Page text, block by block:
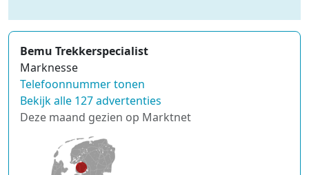
Bemu Trekkerspecialist
Marknesse
Telefoonnummer tonen
Bekijk alle 127 advertenties
Deze maand gezien op Marktnet